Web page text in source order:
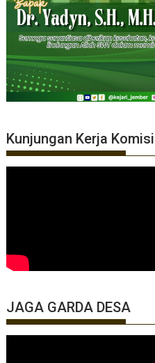
Kunjungan Kerja
JAGA GARDA DESA